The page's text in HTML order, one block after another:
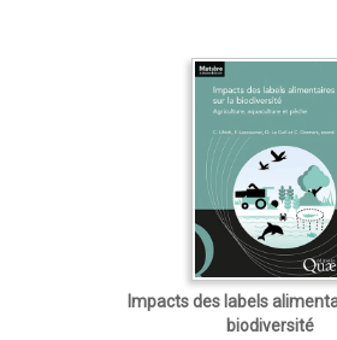
Impacts des labels
biodiversité